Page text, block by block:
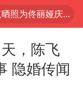
陈思诚零点晒照为佟丽娅庆生
郑丽文：台湾从来没有“独立”过
新疆优化调整景区内自驾服务费
，陈飞
隐婚传闻